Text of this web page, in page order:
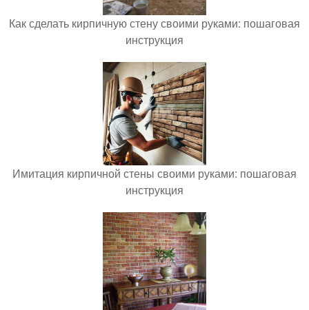
Как сделать кирпичную стену своими руками: пошаговая
инструкция
Имитация кирпичной стены своими руками: пошаговая
инструкция